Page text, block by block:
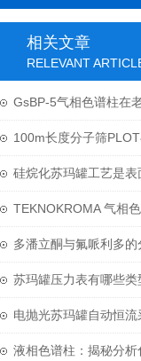
相关文章
RELEVANT
GsBP-5气相色谱柱在
程中需要注意哪些细节
100m长度分子筛
柱应用于无机气体分析
硅烷化苏玛罐工艺是表
理技术发展的一个新方
TEKNOKROMA 气相
替代 岛津、AGILENT
SUPELCO、 RESTEK
牌
多潘立酮与氟哌利多的
Zodiac C18 色谱柱
苏玛罐压力表有哪些类
呢？又该怎么选呢？
电抛光苏玛罐自动恒流
系统技术介绍
液相色谱柱：揭秘分析